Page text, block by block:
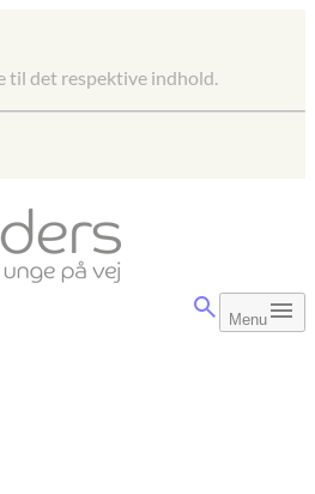
det respektive indhold.
Menu